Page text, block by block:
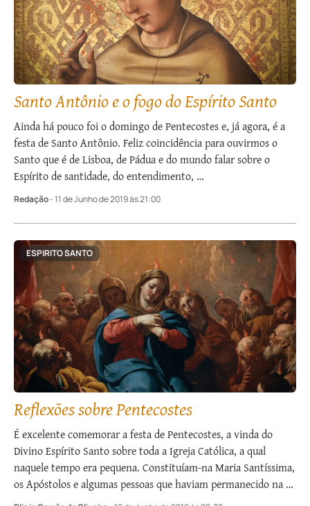
Santo Antônio e o fogo do Espírito Santo
Ainda há pouco foi o domingo de Pentecostes e, já agora, é a
festa de Santo Antônio. Feliz coincidência para ouvirmos o
Santo que é de Lisboa, de Pádua e do mundo falar sobre o
Espírito de santidade, do entendimento, …
Redação- 11 de Junho de 2019 às 21:00
ESPIRITO SANTO
Reflexões sobre Pentecostes
É excelente comemorar a festa de Pentecostes, a vinda do
Divino Espírito Santo sobre toda a Igreja Católica, a qual
naquele tempo era pequena. Constituíam-na Maria Santíssima,
os Apóstolos e algumas pessoas que haviam permanecido na fé
em Nosso Senhor …